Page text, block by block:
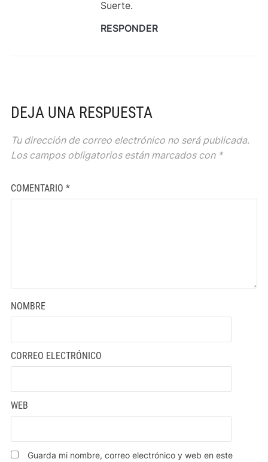
Suerte.
RESPONDER
DEJA UNA RESPUESTA
Tu dirección de correo electrónico no será publicada.
Los campos obligatorios están marcados con *
COMENTARIO *
NOMBRE
CORREO ELECTRÓNICO
WEB
Guarda mi nombre, correo electrónico y web en este